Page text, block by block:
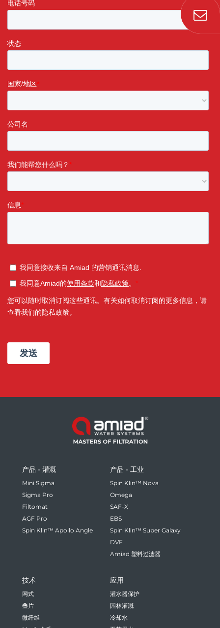
产品 - 灌溉
Mini Sigma
Sigma Pro
Filtomat
AGF Pro
Spin Klin™ Apollo Angle
产品 - 工业
Spin Klin™ Nova
Omega
SAF-X
EBS
Spin Klin™ Super Galaxy
DVF
Amiad 塑料过滤器
技术
网式
叠片
微纤维
应用
灌水器保护
园林灌溉
冷却水